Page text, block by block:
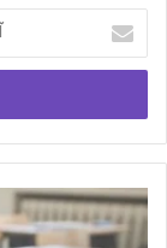
آدرس
ایمیل
خود
وارد
کنید